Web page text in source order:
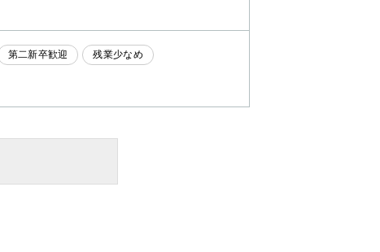
第二新卒歓迎 残業少なめ